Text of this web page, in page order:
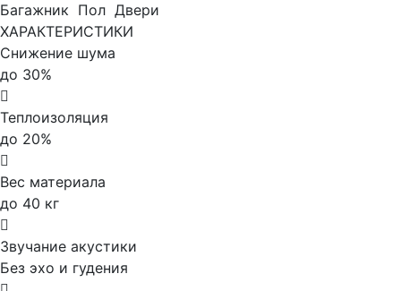
Багажник Пол Двери
ХАРАКТЕРИСТИКИ
Снижение шума
до 30%
Теплоизоляция
до 20%
Вес материала
до 40 кг
Звучание акустики
Без эхо и гудения